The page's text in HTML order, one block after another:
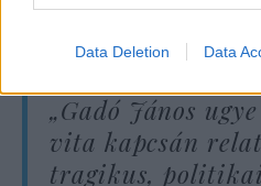
Data Deletion Data
„Gadó János
vita kapcsán
tragikus, politikai